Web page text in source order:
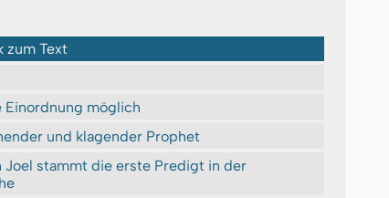
zum Text
Einordnung möglich
und klagender Prophet
Joel stammt die erste Predigt in der